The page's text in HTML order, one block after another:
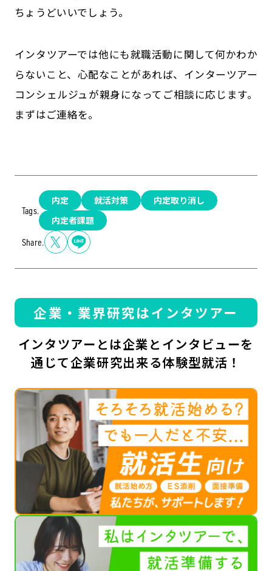
ちょうどいいでしょう。
インタツアーでは他にも就職活動に関して何かわか
らないこと、心配なことがあれば、インターツアー
コンシェルジュが親身になってご相談に応じます。
まずはご連絡を。
Tags.
内定 就活対策
内定取り消し
内定者課題
Share.
企業・業界研究はインタツアー
インタツアーとは企業とインタビューを
通じて企業研究出来る体験型就活！